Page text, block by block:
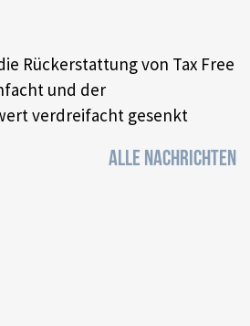
Rückerstattung von Tax Free
und der
verdreifacht gesenkt
ALLE NACHRICHTEN